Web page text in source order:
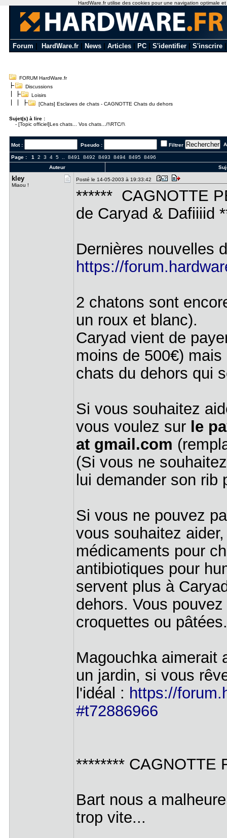
Forum HardWare.fr News Articles PC S'identifier S'inscrire
FORUM HardWare.fr
Discussions
Loisirs
[Chats] Esclaves de chats - CAGNOTTE Chats du dehors
Sujet(s) à lire :
- [Topic officiel]Les chats... Vos chats.../!\RTC/!\
Mot : Pseudo : Filtrer
Page : 1 2 3 4 5.. 8491 8492 8493 8494 8495 8496
Auteur
kley
Miaou !
Posté le 14-05-2003 à 19:33:42
****** CAGNOTTE
de Caryad & Dafiiiid
Dernières nouvelles
https://
2 chatons sont
un roux et blanc).
Caryad vient de
moins de 500€)
chats du dehors qui
Si vous souhaitez
vous voulez surle
at gmail.com
(Si vous ne
lui demander son rib
Si vous ne pouvez
vous souhaitez
médicaments pour
antibiotiques pour
servent plus à
dehors. Vous
croquettes ou
Magouchka aimerait
un jardin, si vous
l'idéal : https://
#t72886966
******** CAGNOTTE
Bart nous a
trop vite...
HardWare.fr utilise des cookies pour une navigation optimale